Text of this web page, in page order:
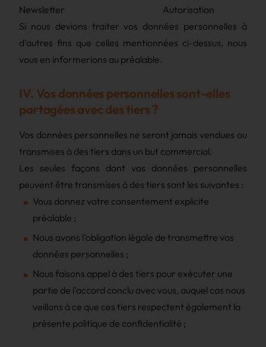
Newsletter
Autorisation
Si nous devions traiter vos données personnelles à
d’autres fins que celles mentionnées ci-dessus, nous
vous en informerions au préalable.
IV. Vos données personnelles sont-elles
partagées avec des tiers ?
Vos données personnelles ne seront jamais vendues ou
transmises à des tiers dans un but commercial.
Les seules façons dont vos données personnelles
peuvent être transmises à des tiers sont les suivantes :
Vous donnez votre consentement explicite
préalable ;
Nous avons l’obligation légale de transmettre vos
données personnelles ;
Nous faisons appel à des tiers pour exécuter une
partie de l’accord conclu avec vous, auquel cas nous
veillons à ce que ces tiers respectent également la
présente politique de confidentialité ;